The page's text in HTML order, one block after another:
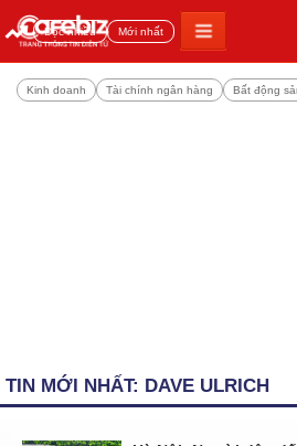
Đọc nhiều Mới nhất
Kinh doanh Tài chính ngân hàng Bất động
TIN MỚI NHẤT: DAVE ULRICH